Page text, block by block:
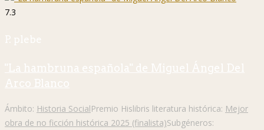
7.3
P. plebe
"La hambruna española" de Miguel Ángel Del
Arco Blanco
Ámbito: Historia SocialPremio Hislibris literatura histórica: Mejor
obra de no ficción histórica 2025 (finalista)Subgéneros: